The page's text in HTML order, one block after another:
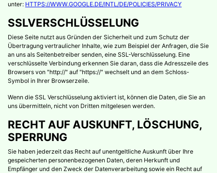
unter: HTTPS://WWW.GOOGLE.DE/INTL/DE/POLICIES/PRIVACY
SSLVERSCHLÜSSELUNG
Diese Seite nutzt aus Gründen der Sicherheit und zum Schutz der
Übertragung vertraulicher Inhalte, wie zum Beispiel der Anfragen, die Sie
an uns als Seitenbetreiber senden, eine SSL-Verschlüsselung. Eine
verschlüsselte Verbindung erkennen Sie daran, dass die Adresszeile des
Browsers von "http://" auf "https://" wechselt und an dem Schloss-
Symbol in Ihrer Browserzeile.
Wenn die SSL Verschlüsselung aktiviert ist, können die Daten, die Sie an
uns übermitteln, nicht von Dritten mitgelesen werden.
RECHT AUF AUSKUNFT, LÖSCHUNG,
SPERRUNG
Sie haben jederzeit das Recht auf unentgeltliche Auskunft über Ihre
gespeicherten personenbezogenen Daten, deren Herkunft und
Empfänger und den Zweck der Datenverarbeitung sowie ein Recht auf